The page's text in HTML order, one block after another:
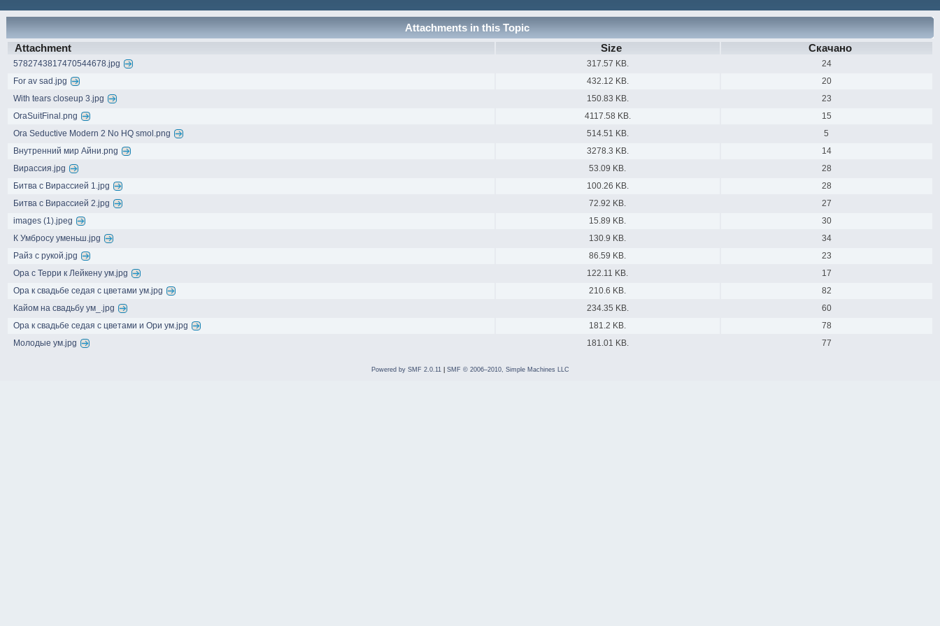
Attachments in this Topic
Attachment
Size Скачано
5782743817470544678.jpg 317.57 KB.
24
For av sad.jpg
432.12 KB.
20
With tears closeup 3.jpg
150.83 KB.
23
OraSuitFinal.png
4117.58 KB.
15
Ora Seductive Modern 2 No HQ smol.png
514.51 KB.
5
Внутренний мир Айни.png
3278.3 KB.
14
Вирассия.jpg
53.09 KB.
28
Битва с Вирассией 1.jpg
100.26 KB.
28
Битва с Вирассией 2.jpg
72.92 KB.
27
images (1).jpeg
15.89 KB.
30
К Умбросу уменьш.jpg
130.9 KB.
34
Райз с рукой.jpg
86.59 KB.
23
Ора с Терри к Лейкену ум.jpg
122.11 KB.
17
Ора к свадьбе седая с цветами ум.jpg
210.6 KB.
82
Кайом на свадьбу ум_.jpg
234.35 KB.
60
Ора к свадьбе седая с цветами и Ори ум.jpg
181.2 KB.
78
Молодые ум.jpg
181.01 KB. 77
Powered by SMF 2.0.11 SMF © 2006–2010, Simple Machines LLC